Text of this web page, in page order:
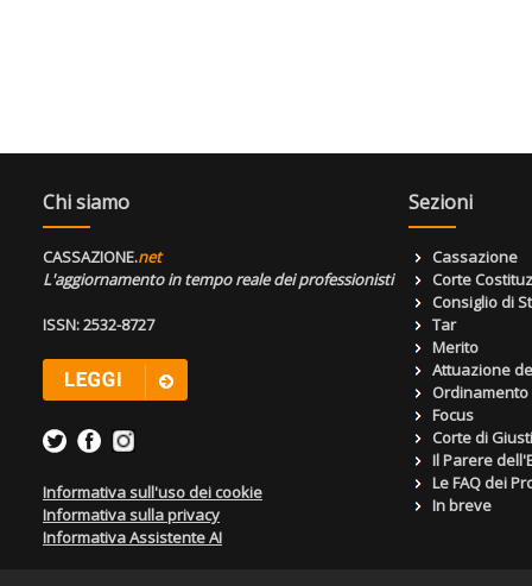
Chi siamo
CASSAZIONE.net
L'aggiornamento in tempo reale dei professionisti
ISSN: 2532-8727
Informativa sull'uso dei cookie
Informativa sulla privacy
Informativa Assistente AI
Sezioni
Cassazione
Corte
Consiglio di
Tar
Merito
Attuazione
Focus
Corte di
Il Parere
Le FAQ dei
In breve